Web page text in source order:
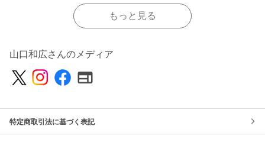
もっと見る
山口和広さんのメディア
特定商取引法に基づく表記